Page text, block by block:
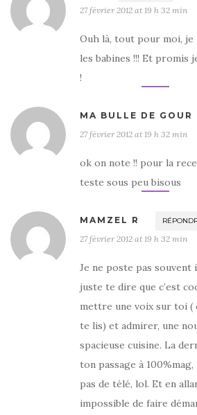
27 février 2012 at 19 h 32 min
Ouh là, tout pour moi, je
les babines !!! Et promis
!
MA BULLE DE GOUR
27 février 2012 at 19 h 32 min
ok on note !! pour la
teste sous peu bisous
MAMZEL R
27 février 2012 at 19 h 32 min
Je ne poste pas souvent
juste te dire que c’est
mettre une voix sur toi (
te lis) et admirer, une
spacieuse cuisine. La
ton passage à 100%mag,
pas de télé, lol. Et en
impossible de faire